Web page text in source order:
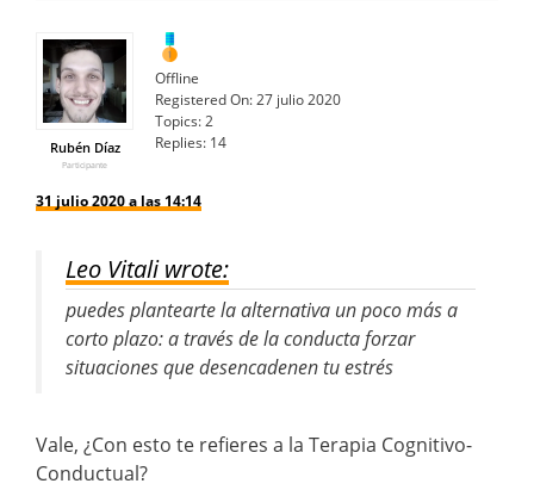
Rubén Díaz
Participante
Offline
Registered On:27 julio 2020
Topics:2
Replies: 14
31 julio 2020 a las 14:14
Leo Vitali wrote:
puedes plantearte la alternativa un poco más a
corto plazo: a través de la conducta forzar
situaciones que desencadenen tu estrés
Vale, ¿Con esto te refieres a la Terapia Cognitivo-
Conductual?